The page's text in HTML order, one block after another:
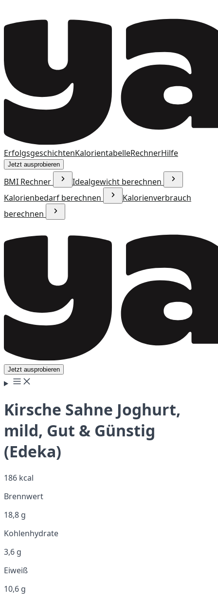
ErfolgsgeschichtenKalorientabelleRechnerHilfe
Jetzt ausprobieren
BMI Rechner
Idealgewicht berechnen
Kalorienbedarf berechnen
Kalorienverbrauch
berechnen
Jetzt ausprobieren
Kirsche Sahne Joghurt,
mild, Gut & Günstig
(Edeka)
186 kcal
Brennwert
18,8 g
Kohlenhydrate
3,6 g
Eiweiß
10,6 g